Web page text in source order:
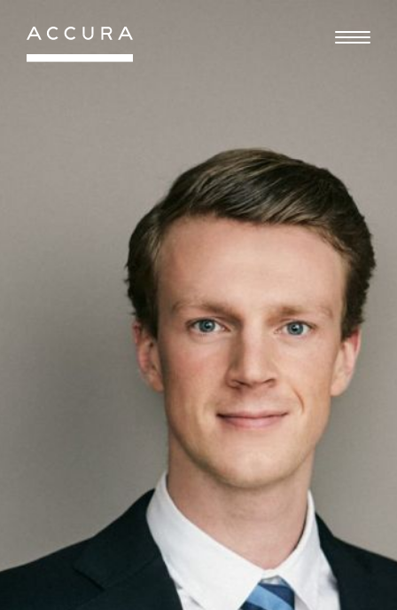
Gå
indhold